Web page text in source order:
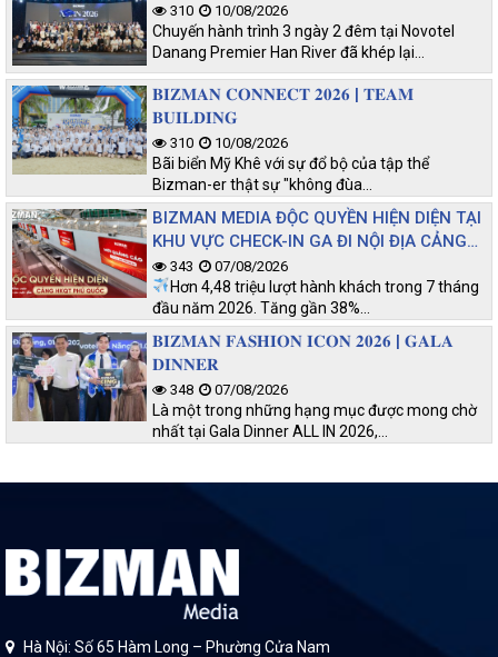
310 10/08/2026
Chuyến hành trình 3 ngày 2 đêm tại Novotel
Danang Premier Han River đã khép lại…
𝐁𝐈𝐙𝐌𝐀𝐍 𝐂𝐎𝐍𝐍𝐄𝐂𝐓 𝟐𝟎𝟐𝟔 | 𝐓𝐄𝐀𝐌
𝐁𝐔𝐈𝐋𝐃𝐈𝐍𝐆
310 10/08/2026
Bãi biển Mỹ Khê với sự đổ bộ của tập thể
Bizman-er thật sự "không đùa…
BIZMAN MEDIA ĐỘC QUYỀN HIỆN DIỆN TẠI
KHU VỰC CHECK-IN GA ĐI NỘI ĐỊA CẢNG
HKQT PHÚ QUỐC
343 07/08/2026
Hơn 4,48 triệu lượt hành khách trong 7 tháng
đầu năm 2026. Tăng gần 38%…
𝐁𝐈𝐙𝐌𝐀𝐍 𝐅𝐀𝐒𝐇𝐈𝐎𝐍 𝐈𝐂𝐎𝐍 𝟐𝟎𝟐𝟔 | 𝐆𝐀𝐋𝐀
𝐃𝐈𝐍𝐍𝐄𝐑
348 07/08/2026
Là một trong những hạng mục được mong chờ
nhất tại Gala Dinner ALL IN 2026,…
Hà Nội: Số 65 Hàm Long – Phường Cửa Nam